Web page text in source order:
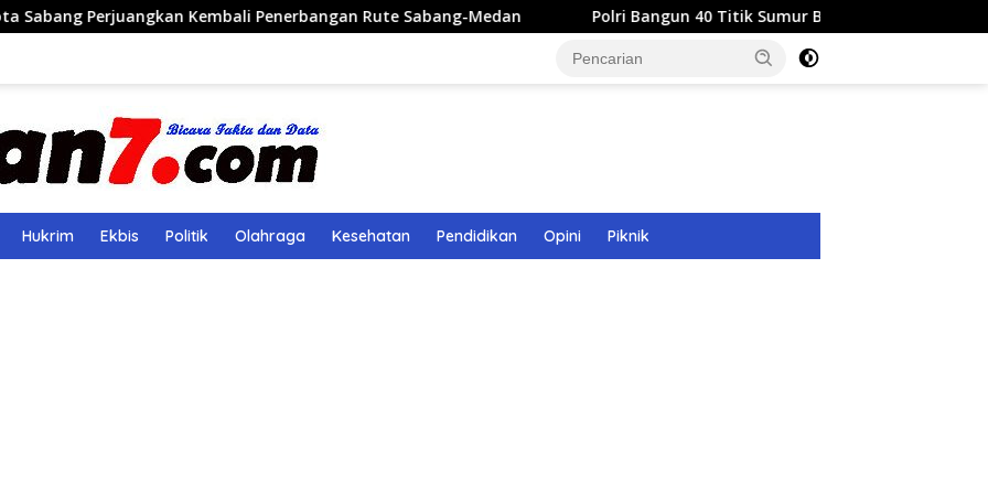
Kembali Penerbangan Rute Sabang-Medan Polri Bangun 40 Titik Sumur Bor untuk Warga Pascabanjir di
Hukrim Ekbis Politik Olahraga Kesehatan Pendidikan Opini Piknik